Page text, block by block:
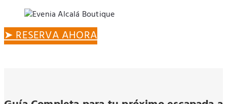
➤ RESERVA AHORA